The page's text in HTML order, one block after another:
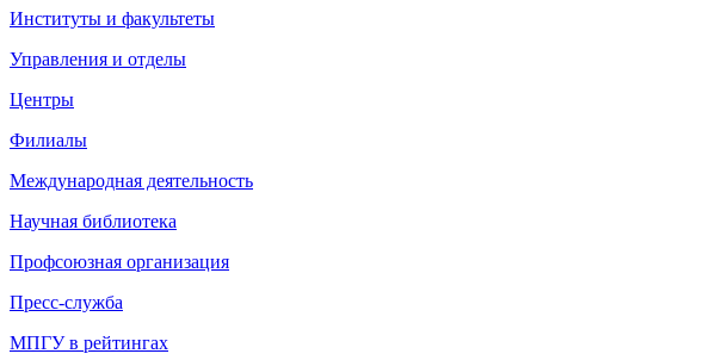
Институты и факультеты
Управления и отделы
Центры
Филиалы
Международная деятельность
Научная библиотека
Профсоюзная организация
Пресс-служба
МПГУ в рейтингах